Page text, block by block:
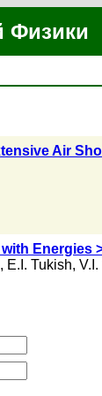
Физики
Air
Energies
, E.I. Tukish,